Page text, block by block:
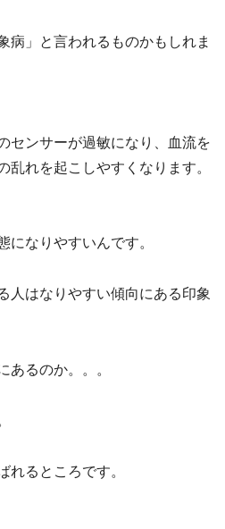
病」と言われるものかもしれま
センサーが過敏になり、血流を
乱れを起こしやすくなります。
になりやすいんです。
人はなりやすい傾向にある印象
あるのか。。。
れるところです。